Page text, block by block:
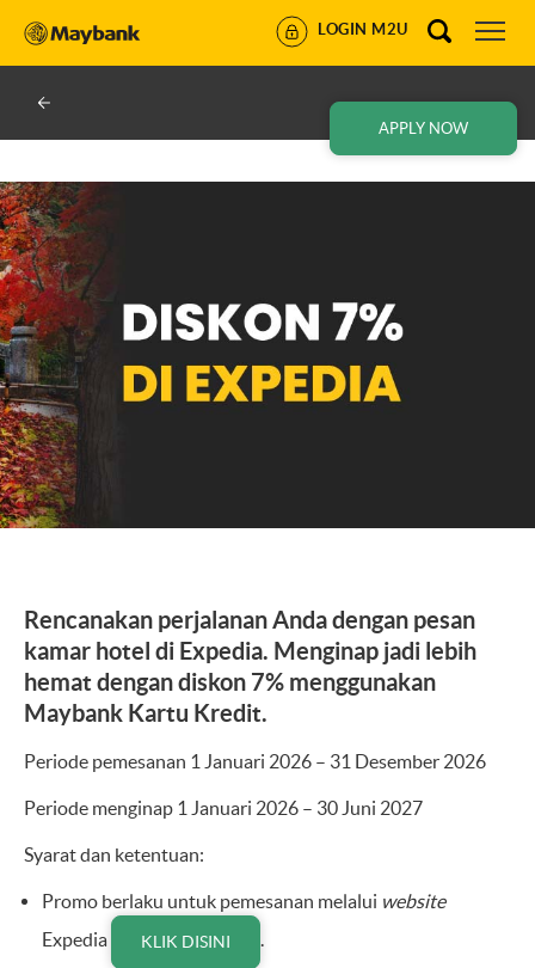
LOGIN M2U
APPLY NOW
Rencanakan perjalanan Anda dengan pesan
kamar hotel di Expedia. Menginap jadi lebih
hemat dengan diskon 7% menggunakan
Maybank Kartu Kredit.
Periode pemesanan 1 Januari 2026 – 31 Desember 2026
Periode menginap 1 Januari 2026 – 30 Juni 2027
Syarat dan ketentuan:
Promo berlaku untuk pemesanan melalui website
Expedia
KLIK DISINI .